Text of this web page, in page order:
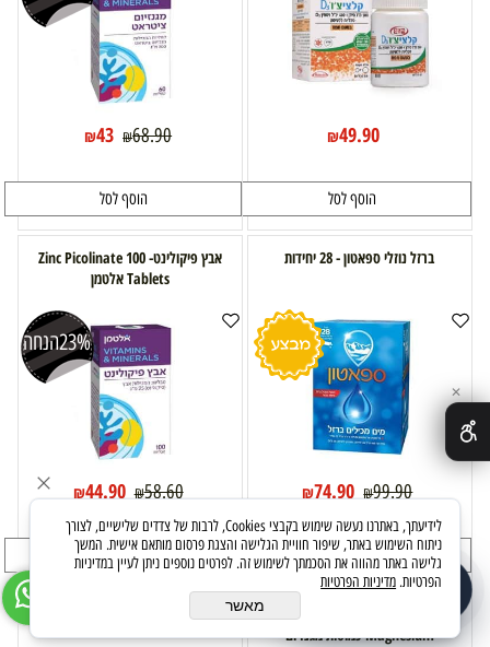
₪49.90
הוסף לסל
₪68.90
₪43
הוסף לסל
ברזל נוזלי ספאטון - 28 יחידות
₪99.90
₪74.90
(1)
הוסף לסל
אבץ פיקולינט- Zinc Picolinate 100
Tablets אלטמן
23%הנחה
₪58.60
₪44.90
הוסף לסל
Navehpharma Nt L.c. Natural
Magnesium-כמוסות מגנזיום
Spatone ברזל בטעם תפוח 28 יח
✕
שאלו את העוזר החכם
לידיעתך, באתרנו נעשה שימוש בקבצי Cookies, לרבות של צדדים שלישיים, לצורך
ניתוח השימוש באתר, שיפור חוויית הגלישה והצגת פרסום מותאם אישית. המשך
גלישה באתר מהווה את הסכמתך לשימוש זה. לפרטים נוספים ניתן לעיין במדיניות
הפרטיות. מדיניות הפרטיות
מאשר